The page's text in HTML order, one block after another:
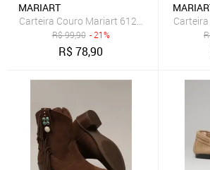
MARIART
Carteira Couro Mariart 612MRT Caramelo
R$99,90 - 21%
R$78,90